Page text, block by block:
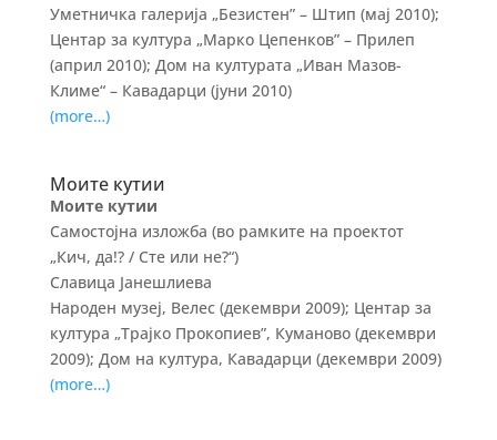
Уметничка галерија „Безистен” – Штип (мај 2010);
Центар за култура „Марко Цепенков” – Прилеп
(април 2010); Дом на културата „Иван Мазов-
Климе“ – Кавадарци (јуни 2010)
(more…)
Моите кутии
Моите кутии
Самостојна изложба (во рамките на проектот
„Кич, да!? / Сте или не?“)
Славица Јанешлиева
Народен музеј, Велес (декември 2009); Центар за
култура „Трајко Прокопиев”, Куманово (декември
2009); Дом на култура, Кавадарци (декември 2009)
(more…)